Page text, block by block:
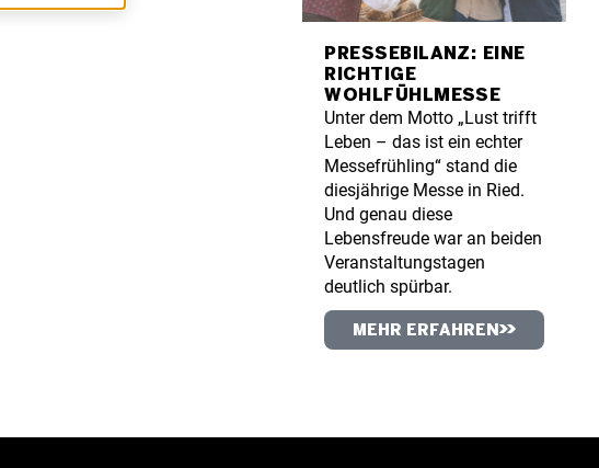
PRESSEBILANZ: EINE
RICHTIGE
WOHLFÜHLMESSE
Unter dem Motto „Lust trifft
Leben – das ist ein echter
Messefrühling“ stand die
diesjährige Messe in Ried.
Und genau diese
Lebensfreude war an beiden
Veranstaltungstagen
deutlich spürbar.
MEHR ERFAHREN